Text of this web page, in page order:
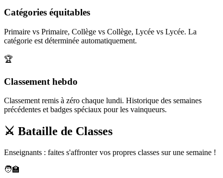
Catégories équitables
Primaire vs Primaire, Collège vs Collège, Lycée vs Lycée. La
catégorie est déterminée automatiquement.
🏆
Classement hebdo
Classement remis à zéro chaque lundi. Historique des semaines
précédentes et badges spéciaux pour les vainqueurs.
⚔️ Bataille de Classes
Enseignants : faites s'affronter vos propres classes sur une semaine !
🧑‍🏫